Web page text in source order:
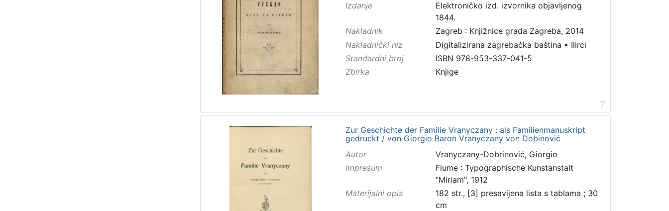
Izdanje
Elektroničko izd. izvornika objavljenog
1844.
Nakladnik
Zagreb : Knjižnice grada Zagreba, 2014
Nakladnički niz
Digitalizirana zagrebačka baština • Ilirci
Standardni broj
ISBN 978-953-337-041-5
Zbirka
Knjige
7
Zur Geschichte der Familie Vranyczany : als Familienmanuskript
gedruckt / von Giorgio Baron Vranyczany von Dobinović
Autor
Vranyczany-Dobrinović, Giorgio
Impresum
Fiume : Typographische Kunstanstalt
"Miriam", 1912
Materijalni opis
182 str., [3] presavijena lista s tablama ; 30
cm